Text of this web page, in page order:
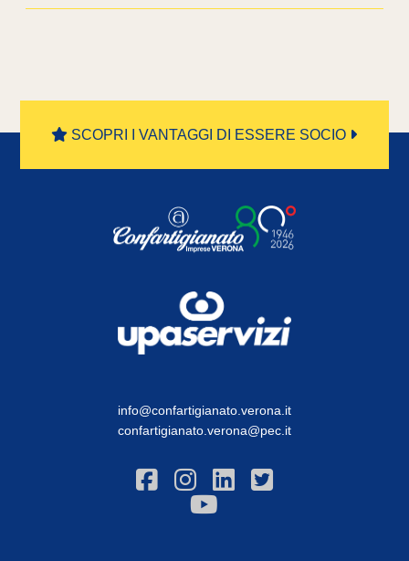
SCOPRI I VANTAGGI DI ESSERE SOCIO
info@confartigianato.verona.it
confartigianato.verona@pec.it